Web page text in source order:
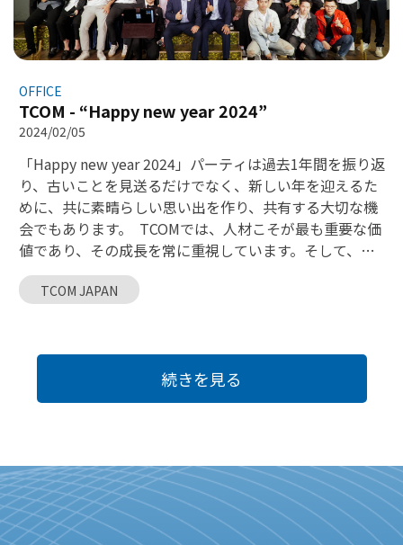
OFFICE
TCOM - “Happy new year 2024”
2024/02/05
「Happy new year 2024」パーティは過去1年間を振り返
り、古いことを見送るだけでなく、新しい年を迎えるた
めに、共に素晴らしい思い出を作り、共有する大切な機
会でもあります。 TCOMでは、人材こそが最も重要な価
値であり、その成長を常に重視しています。そして、
「Happy New Year 2024」の機会を借りて、TCOMの発
展に貢献し、共に試練を乗り越え、今後もTCOMが社会
ちが共に成し遂げた成果は、2024年に向けた確固たる基
盤となり、各メンバーがTCOMの成長と価値創造の大きな
絵画において重要な役割を果たしています。 TCOMは全
感謝を申し上げます。 それでは、パーティーの感動的な
瞬間を振り返りましょう。
TCOM JAPAN
続きを見る